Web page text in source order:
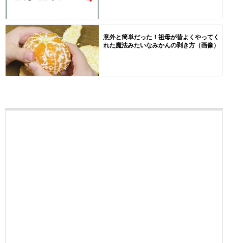
意外と簡単だった！祖母が昔よくやってく
れた魔法みたいなみかんの剥き方（画像）